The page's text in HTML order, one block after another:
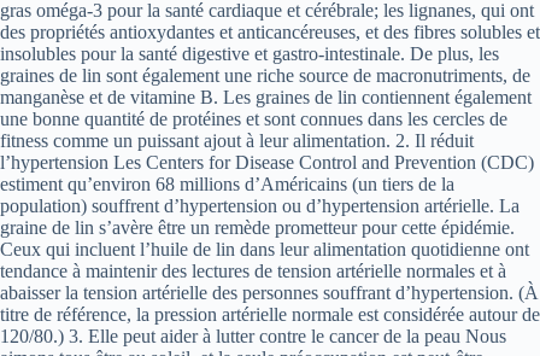
gras oméga-3 pour la santé cardiaque et cérébrale; les lignanes, qui ont
des propriétés antioxydantes et anticancéreuses, et des fibres solubles et
insolubles pour la santé digestive et gastro-intestinale. De plus, les
graines de lin sont également une riche source de macronutriments, de
manganèse et de vitamine B. Les graines de lin contiennent également
une bonne quantité de protéines et sont connues dans les cercles de
fitness comme un puissant ajout à leur alimentation. 2. Il réduit
l’hypertension Les Centers for Disease Control and Prevention (CDC)
estiment qu’environ 68 millions d’Américains (un tiers de la
population) souffrent d’hypertension ou d’hypertension artérielle. La
graine de lin s’avère être un remède prometteur pour cette épidémie.
Ceux qui incluent l’huile de lin dans leur alimentation quotidienne ont
tendance à maintenir des lectures de tension artérielle normales et à
abaisser la tension artérielle des personnes souffrant d’hypertension. (À
titre de référence, la pression artérielle normale est considérée autour de
120/80.) 3. Elle peut aider à lutter contre le cancer de la peau Nous